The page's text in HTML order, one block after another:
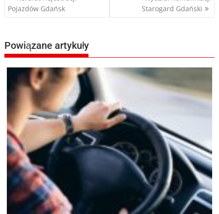
wpisu
Pojazdów Gdańsk
Starogard Gdański
Powiązane artykuły